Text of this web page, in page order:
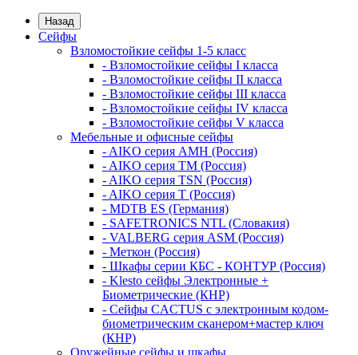
Назад
Сейфы
Взломостойкие сейфы 1-5 класс
- Взломостойкие сейфы I класса
- Взломостойкие сейфы II класса
- Взломостойкие сейфы III класса
- Взломостойкие сейфы IV класса
- Взломостойкие сейфы V класса
Мебельные и офисные сейфы
- AIKO серия AMH (Россия)
- AIKO серия TM (Россия)
- AIKO серия TSN (Россия)
- AIKO серия Т (Россия)
- MDTB ES (Германия)
- SAFETRONICS NTL (Словакия)
- VALBERG серия ASM (Россия)
- Меткон (Россия)
- Шкафы серии КБС - КОНТУР (Россия)
- Klesto сейфы Электронные +
Биометрические (КНР)
- Сейфы CACTUS с электронным кодом-
биометрическим сканером+мастер ключ
(КНР)
Оружейные сейфы и шкафы